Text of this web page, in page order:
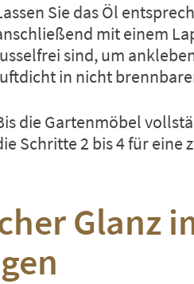
Sie das Öl
mit einem
sind, um
in nicht
die Gartenmöbel
Schritte 2 bis 4 für eine
Glanz